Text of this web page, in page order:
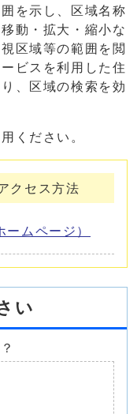
を示し、区域名称
動・拡大・縮小な
区域等の範囲を閲
ビスを利用した住
、区域の検索を効
ください。
クセス方法
ムページ）
い